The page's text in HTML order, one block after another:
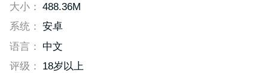
大小： 488.36M
系统： 安卓
语言：
中文
评级：
18岁以上